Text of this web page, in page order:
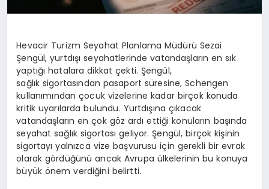
Hevacir Turizm Seyahat Planlama Müdürü Sezai
Şengül, yurtdışı seyahatlerinde vatandaşların en sık
yaptığı hatalara dikkat çekti. Şengül,
sağlık sigortasından pasaport süresine, Schengen
kullanımından çocuk vizelerine kadar birçok konuda
kritik uyarılarda bulundu. Yurtdışına çıkacak
vatandaşların en çok göz ardı ettiği konuların başında
seyahat sağlık sigortası geliyor. Şengül, birçok kişinin
sigortayı yalnızca vize başvurusu için gerekli bir evrak
olarak gördüğünü ancak Avrupa ülkelerinin bu konuya
büyük önem verdiğini belirtti.